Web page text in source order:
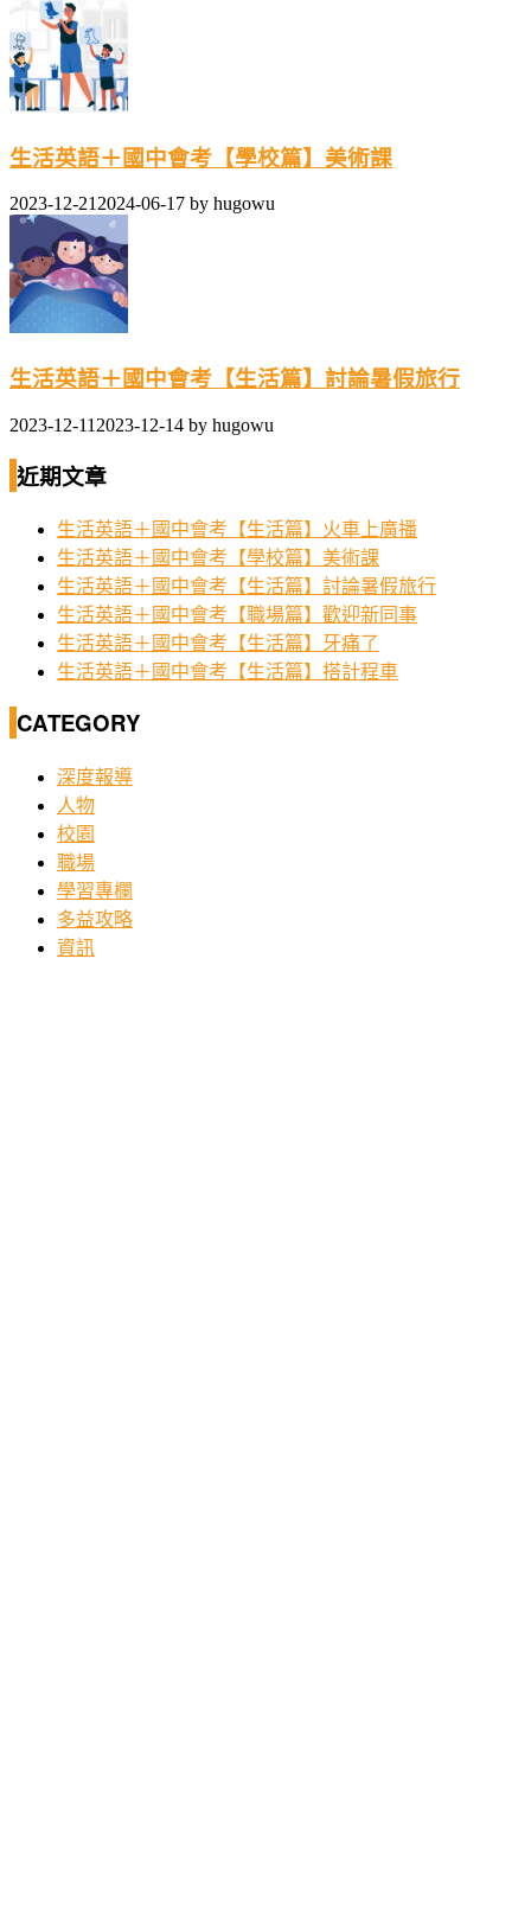
生活英語＋國中會考【學校篇】美術課
2023-12-212024-06-17 by hugowu
生活英語＋國中會考【生活篇】討論暑假旅行
2023-12-11 2023-12-14 by hugowu
近期文章
生活英語＋國中會考【生活篇】火車上廣播
生活英語＋國中會考【學校篇】美術課
生活英語＋國中會考【生活篇】討論暑假旅行
生活英語＋國中會考【職場篇】歡迎新同事
生活英語＋國中會考【生活篇】牙痛了
生活英語＋國中會考【生活篇】搭計程車
CATEGORY
深度報導
人物
校園
職場
學習專欄
多益攻略
資訊